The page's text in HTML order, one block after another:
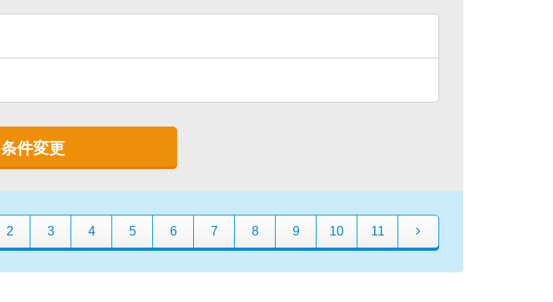
条件変更
2 3 4 5 6 7 8 9 10 11